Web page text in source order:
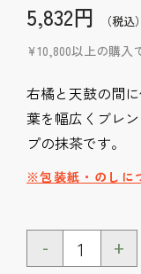
5,832円
（税込）
¥10,800以上の購入
右橘と天鼓の間
葉を幅広くブレ
プの抹茶です。
※包装紙・のしに
- +